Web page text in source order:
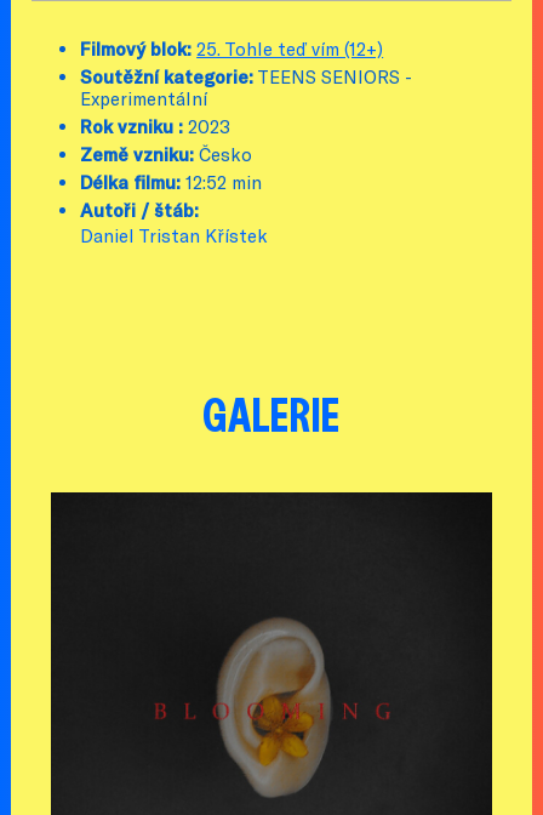
Filmový blok:25. Tohle teď vím (12+)
Soutěžní kategorie: TEENS SENIORS -
Experimentální
Rok vzniku : 2023
Země vzniku: Česko
Délka filmu: 12:52 min
Autoři / štáb:
Daniel Tristan Křístek
GALERIE